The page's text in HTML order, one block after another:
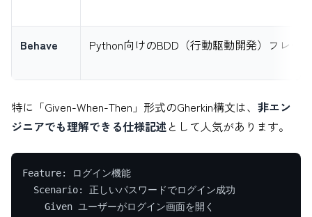
Behave Python向けのBDD（行動駆動開発）フレー
特に「Given-When-Then」形式のGherkin構文は、 非エン
ジニアでも理解できる仕様記述として人気があります。
Feature: ログイン機能
  Scenario: 正しいパスワードでログイン成功
    Given ユーザーがログイン画面を開く